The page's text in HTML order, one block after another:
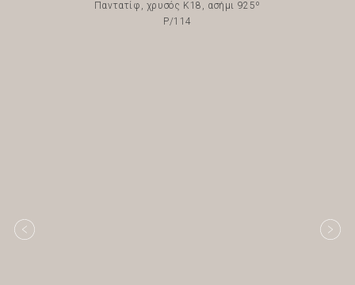
Παντατίφ, χρυσός K18, ασήμι 925º
P/114